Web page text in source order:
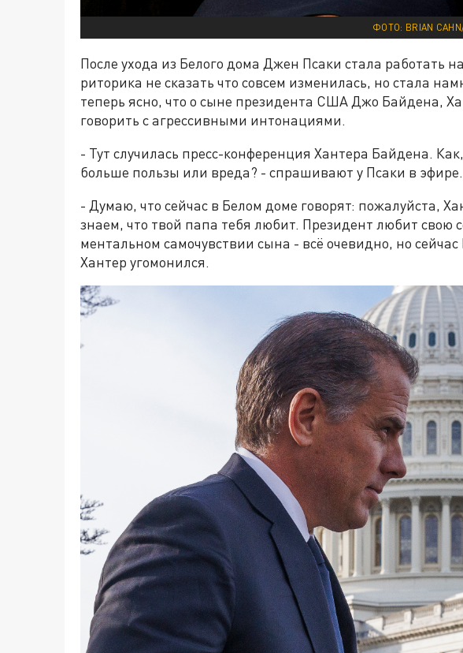
ФОТО: BRIAN
После ухода из Белого дома Джен Псаки стала работать
риторика не сказать что совсем изменилась, но стала
теперь ясно, что о сыне президента США Джо Байдена,
говорить с агрессивными интонациями.
- Тут случилась пресс-конференция Хантера Байдена.
больше пользы или вреда? - спрашивают у Псаки в эфире.
- Думаю, что сейчас в Белом доме говорят: пожалуйста,
знаем, что твой папа тебя любит. Президент любит свою
ментальном самочувствии сына - всё очевидно, но
Хантер угомонился.